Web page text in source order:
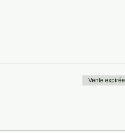
Vente expirée